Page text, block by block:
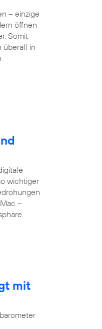
– einzige
öffnen
Somit
überall in
wichtiger
–
mit